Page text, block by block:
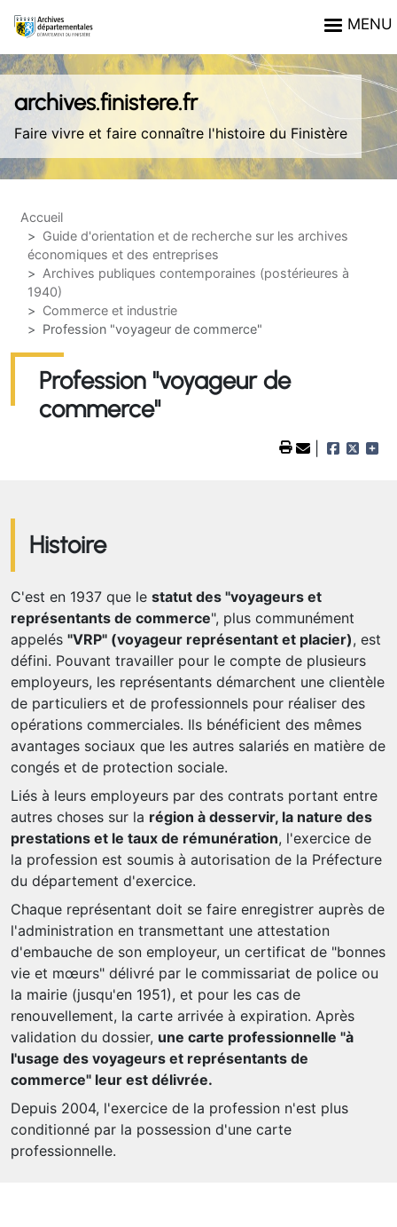
archives.finistere.fr
Faire vivre et faire connaître l'histoire du Finistère
MENU
Accueil
Guide d'orientation et de recherche sur les archives
économiques et des entreprises
Archives publiques contemporaines (postérieures à
1940)
Commerce et industrie
Profession "voyageur de commerce"
Profession "voyageur de
commerce"
Histoire
C'est en 1937 que le statut des "voyageurs et
représentants de commerce", plus communément
appelés "VRP" (voyageur représentant et placier), est
défini. Pouvant travailler pour le compte de plusieurs
employeurs, les représentants démarchent une clientèle
de particuliers et de professionnels pour réaliser des
opérations commerciales. Ils bénéficient des mêmes
avantages sociaux que les autres salariés en matière de
congés et de protection sociale.
Liés à leurs employeurs par des contrats portant entre
autres choses sur la région à desservir, la nature des
prestations et le taux de rémunération, l'exercice de
la profession est soumis à autorisation de la Préfecture
du département d'exercice.
Chaque représentant doit se faire enregistrer auprès de
l'administration en transmettant une attestation
d'embauche de son employeur, un certificat de "bonnes
vie et mœurs" délivré par le commissariat de police ou
la mairie (jusqu'en 1951), et pour les cas de
renouvellement, la carte arrivée à expiration. Après
validation du dossier, une carte professionnelle "à
l'usage des voyageurs et représentants de
commerce" leur est délivrée.
Depuis 2004, l'exercice de la profession n'est plus
conditionné par la possession d'une carte
professionnelle.
Panneau de gestion des cookies